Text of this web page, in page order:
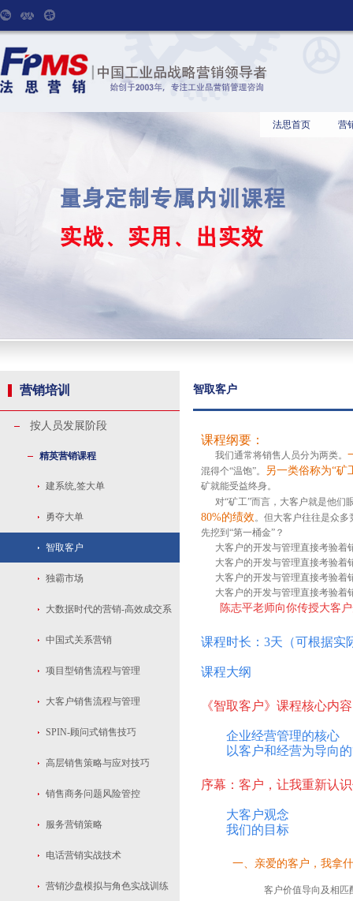
法思首页 营
营销培训
按人员发展阶段
精英营销课程
建系统,签大单
勇夺大单
智取客户
独霸市场
大数据时代的营销-高效成交系
统
中国式关系营销
项目型销售流程与管理
大客户销售流程与管理
SPIN-顾问式销售技巧
高层销售策略与应对技巧
销售商务问题风险管控
服务营销策略
电话营销实战技术
营销沙盘模拟与角色实战训练
智取客户
课程纲要：
我们通常将销售人员分为两类。
混得个“温饱”。 另一类俗称为“矿
矿就能受益终身。
对“矿工”而言，大客户就是他们
80%的绩效。但大客户往往是众
先挖到“第一桶金”？
大客户的开发与管理直接考验着
大客户的开发与管理直接考验着
大客户的开发与管理直接考验着
大客户的开发与管理直接考验着
陈志平老师向你传授大客
课程时长：3天（可根据实
课程大纲
《智取客户》课程核心内容
企业经营管理的核心
以客户和经营为导向的
序幕：客户，让我重新认
大客户观念
我们的目标
一、亲爱的客户，我拿
客户价值导向及相匹